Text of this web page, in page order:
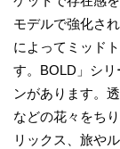
モデルで強化さ
によってミッド
す。BOLD」シ
ンがあります。
などの花々をち
リックス、旅や